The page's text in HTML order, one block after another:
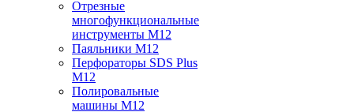
Отрезные
многофункциональные
инструменты M12
Паяльники M12
Перфораторы SDS Plus
M12
Полировальные
машины M12